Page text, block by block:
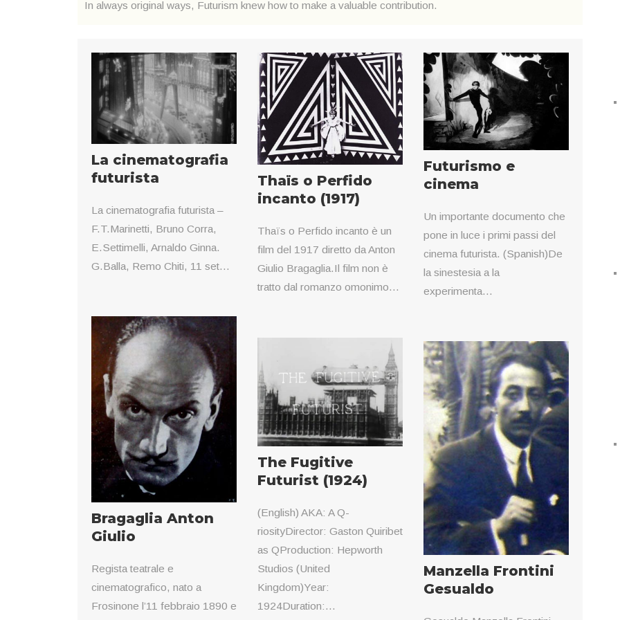
In always original ways, Futurism knew how to make a valuable contribution.
La cinematografia
futurista
La cinematografia futurista –
F.T.Marinetti, Bruno Corra,
E.Settimelli, Arnaldo Ginna.
G.Balla, Remo Chiti, 11 set...
Thaïs o Perfido
incanto (1917)
Thaïs o Perfido incanto è un
film del 1917 diretto da Anton
Giulio Bragaglia.Il film non è
tratto dal romanzo omonimo...
Futurismo e
cinema
Un importante documento che
pone in luce i primi passi del
cinema futurista. (Spanish)De
la sinestesia a la
experimenta...
Bragaglia Anton
Giulio
Regista teatrale e
cinematografico, nato a
Frosinone l’11 febbraio 1890 e
The Fugitive
Futurist (1924)
(English) AKA: A Q-
riosityDirector: Gaston Quiribet
as QProduction: Hepworth
Studios (United
Kingdom)Year:
1924Duration:...
Manzella Frontini
Gesualdo